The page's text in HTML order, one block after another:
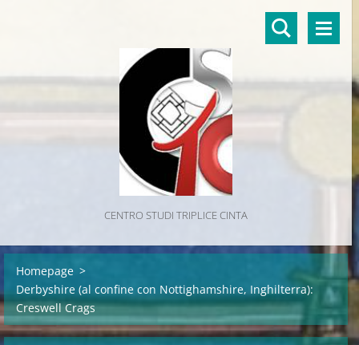
CENTRO STUDI TRIPLICE CINTA
Homepage >
Derbyshire (al confine con Nottighamshire, Inghilterra):
Creswell Crags